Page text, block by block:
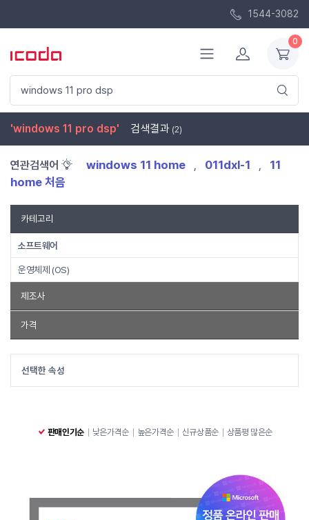
1544-3082
0
'windows 11 pro dsp' 검색결과 (2)
연관검색어 windows 11 home , 011dxl-1 ,
11
home 처음
카테고리
소프트웨어
운영체제 (OS)
제조사
마이크로소프트
가격
~
선택한 속성
판매인기순 낮은가격순 높은가격순 신규상품순 상품평 많은순